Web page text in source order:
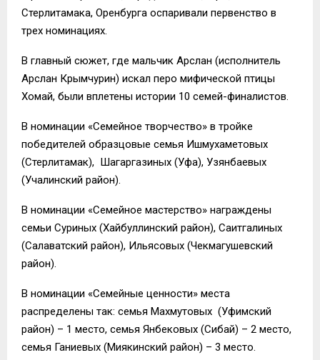
Стерлитамака, Оренбурга оспаривали первенство в
трех номинациях.
В главный сюжет, где мальчик Арслан (исполнитель
Арслан Крымчурин) искал перо мифической птицы
Хомай, были вплетены истории 10 семей-финалистов.
В номинации «Семейное творчество» в тройке
победителей образцовые семья Ишмухаметовых
(Стерлитамак), Шагаргазиных (Уфа), Узянбаевых
(Учалинский район).
В номинации «Семейное мастерство» награждены
семьи Суриных (Хайбуллинский район), Саитгалиных
(Салаватский район), Ильясовых (Чекмагушевский
район).
В номинации «Семейные ценности» места
распределены так: семья Махмутовых (Уфимский
район) – 1 место, семья Янбековых (Сибай) – 2 место,
семья Ганиевых (Миякинский район) – 3 место.